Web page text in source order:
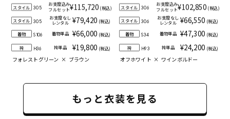
スタイル 305
お支度込み
フルセット¥115,720 (税込)
スタイル 305
お支度なし
レンタル
¥79,420 (税込)
着物 S106 着物単品 ¥66,000 (税込)
袴 H36 袴単品 ¥19,800 (税込)
フォレストグリーン × ブラウン
スタイル 306
お支度込み
フルセット¥102,850 (税込)
スタイル 306
お支度なし
レンタル ¥66,550 (税込)
着物 S34 着物単品 ¥47,300 (税込)
袴 H93 袴単品 ¥24,200 (税込)
オフホワイト × ワインボルドー
もっと衣装を見る